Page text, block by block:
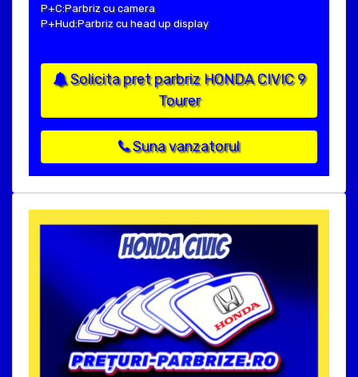
P+C:Parbriz cu camera
P+Hud:Parbriz cu head up display
Solicita pret parbriz HONDA CIVIC 9
Tourer
Suna vanzatorul